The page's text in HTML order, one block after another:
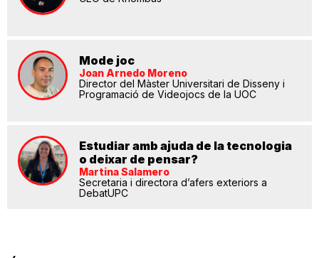
Mode joc
Joan Arnedo Moreno
Director del Màster Universitari de Disseny i
Programació de Videojocs de la UOC
Estudiar amb ajuda de la tecnologia
o deixar de pensar?
Martina Salamero
Secretaria i directora d’afers exteriors a
DebatUPC